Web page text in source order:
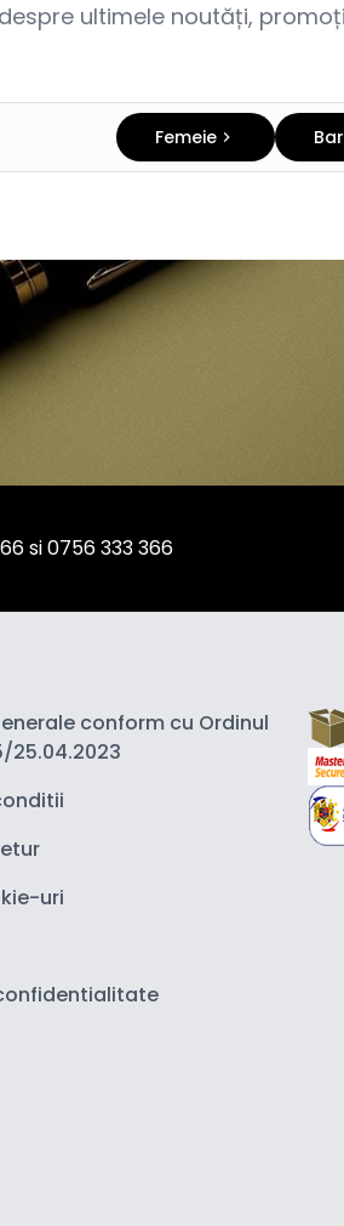
ultimele noutăți,
Femeie
si0756 333 366
conform cu Ordinul
25.04.2023
uri